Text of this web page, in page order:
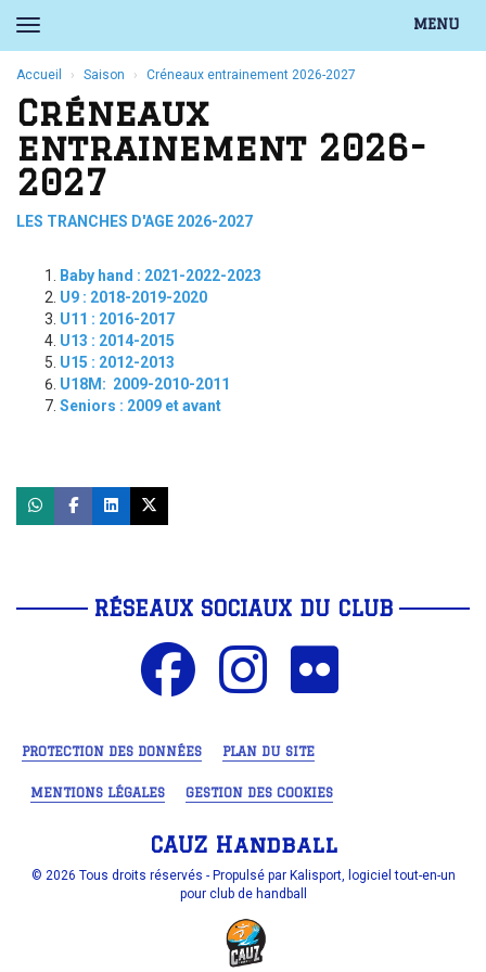
MENU
Accueil Saison Créneaux entrainement 2026-2027
Créneaux
entrainement 2026-
2027
LES TRANCHES D'AGE 2026-2027
Baby hand : 2021-2022-2023
U9 : 2018-2019-2020
U11 : 2016-2017
U13 : 2014-2015
U15 : 2012-2013
U18M: 2009-2010-2011
Seniors : 2009 et avant
RÉSEAUX SOCIAUX DU CLUB
PROTECTION DES DONNÉES PLAN DU SITE
MENTIONS LÉGALES GESTION DES COOKIES
CAUZ Handball
© 2026 Tous droits réservés - Propulsé par Kalisport, logiciel tout-en-un
pour club de handball